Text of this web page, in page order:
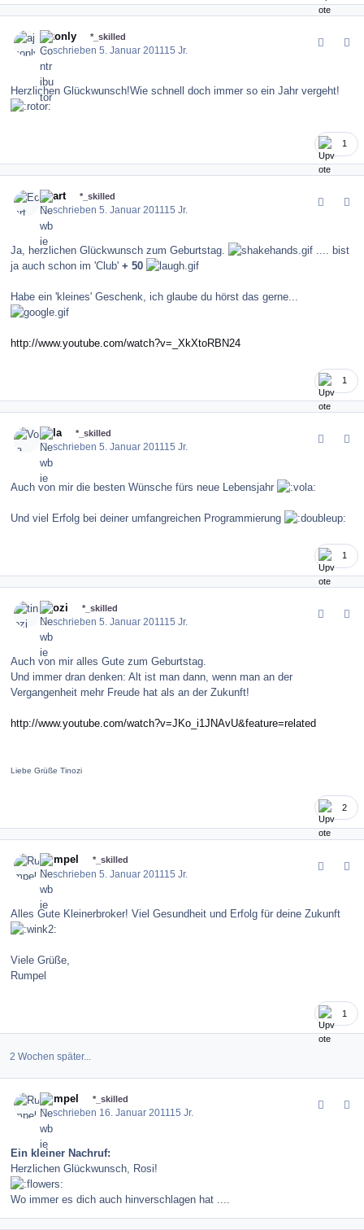
ajkonly *_skilled
Geschrieben5. Januar 2011 15 Jr.
Herzlichen Glückwunsch!Wie schnell doch immer so ein Jahr vergeht!
1
Ecart *_skilled
Geschrieben5. Januar 2011 15 Jr.
Ja, herzlichen Glückwunsch zum Geburtstag.
.... bist
ja auch schon im 'Club' + 50
Habe ein 'kleines' Geschenk, ich glaube du hörst das gerne...
http://www.youtube.com/watch?v=_XkXtoRBN24
1
Vola *_skilled
Geschrieben5. Januar 2011 15 Jr.
Auch von mir die besten Wünsche fürs neue Lebensjahr
Und viel Erfolg bei deiner umfangreichen Programmierung
1
tinozi *_skilled
Geschrieben5. Januar 2011 15 Jr.
Auch von mir alles Gute zum Geburtstag.
Und immer dran denken: Alt ist man dann, wenn man an der
Vergangenheit mehr Freude hat als an der Zukunft!
http://www.youtube.com/watch?v=JKo_i1JNAvU&feature=related
Liebe Grüße Tinozi
2
Rumpel *_skilled
Geschrieben5. Januar 2011 15 Jr.
Alles Gute Kleinerbroker! Viel Gesundheit und Erfolg für deine Zukunft
Viele Grüße,
Rumpel
1
2 Wochen später...
Rumpel *_skilled
Geschrieben 16. Januar 2011 15 Jr.
Ein kleiner Nachruf:
Herzlichen Glückwunsch, Rosi!
Wo immer es dich auch hinverschlagen hat ....